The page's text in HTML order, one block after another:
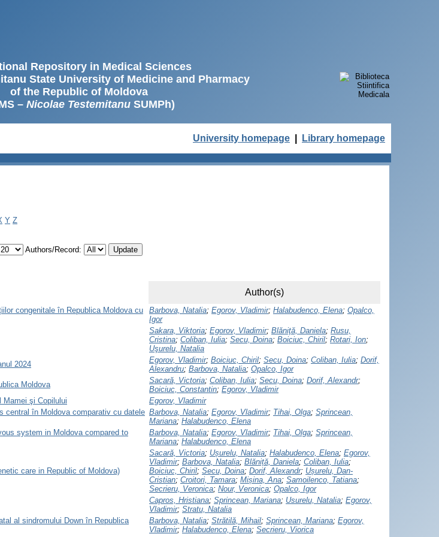
Repository in Medical Sciences
State University of Medicine and Pharmacy
of the Republic of Moldova
– Nicolae TestemitanuSUMPh)
University homepage Library homepage
Y Z
Authors/Record:
Author(s)
congenitale în Republica Moldova cu
Barbova, Natalia; Egorov, Vladimir; Halabudenco, Elena; Opalco,
Igor
Sakara, Viktoria; Egorov, Vladimir; Blăniţă, Daniela; Rusu,
Cristina; Coliban, Iulia; Secu, Doina; Boiciuc, Chiril; Rotari, Ion;
Uşurelu, Natalia
2024 Egorov, Vladimir; Boiciuc, Chiril; Secu, Doina; Coliban, Iulia; Dorif,
Alexandru; Barbova, Natalia; Opalco, Igor
Moldova Sacară, Victoria; Coliban, Iulia; Secu, Doina; Dorif, Alexandr;
Boiciuc, Constantin; Egorov, Vladimir
Mamei şi Copilului
Egorov, Vladimir
central în Moldova comparativ cu datele Barbova, Natalia; Egorov, Vladimir; Tihai, Olga; Sprincean,
Mariana; Halabudenco, Elena
system in Moldova compared to
Barbova, Natalia; Egorov, Vladimir; Tihai, Olga; Sprincean,
Mariana; Halabudenco, Elena
care in Republic of Moldova)
Sacară, Victoria; Ușurelu, Natalia; Halabudenco, Elena; Egorov,
Vladimir; Barbova, Natalia; Blăniță, Daniela; Coliban, Iulia;
Boiciuc, Chiril; Secu, Doina; Dorif, Alexandr; Ușurelu, Dan-
Cristian; Croitori, Tamara; Mișina, Ana; Samoilenco, Tatiana;
Secrieru, Veronica; Nour, Veronica; Opalco, Igor
Capros, Hristiana; Sprincean, Mariana; Usurelu, Natalia; Egorov,
Vladimir; Stratu, Natalia
al sindromului Down în Republica
Barbova, Natalia; Strătilă, Mihail; Sprincean, Mariana; Egorov,
Vladimir; Halabudenco, Elena; Secrieru, Viorica